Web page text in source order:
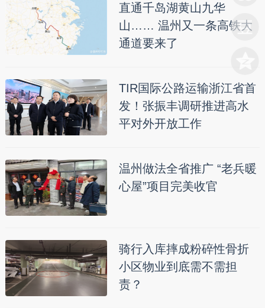
直通千岛湖黄山九华
山…… 温州又一条高铁大
通道要来了
TIR国际公路运输浙江省首
发！张振丰调研推进高水
平对外开放工作
温州做法全省推广 “老兵暖
心屋”项目完美收官
骑行入库摔成粉碎性骨折
小区物业到底需不需担
责？